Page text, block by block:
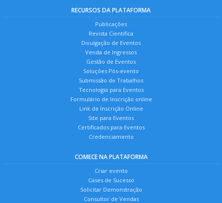
RECURSOS DA PLATAFORMA
Publicações
Revista Científica
Divulgação de Eventos
Venda de Ingressos
Gestão de Eventos
Soluções Pós-evento
Submissão de Trabalhos
Tecnologia para Eventos
Formulário de Inscrição online
Link de Inscrição Online
Site para Eventos
Certificados para Eventos
Credenciamento
COMECE NA PLATAFORMA
Criar evento
Cases de Sucesso
Solicitar Demonstração
Consultor de Vendas